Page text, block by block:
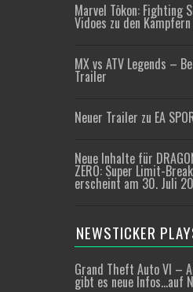
Marvel Tōkon: Fighting
Vidoes zu den Kämpfern
MX vs ATV Legends –
Trailer
Neuer Trailer zu EA
Neue Inhalte für
ZERO: Super Limit-
erscheint am 30. Juli
NEWSTICKER
Grand Theft Auto VI –
gibt es neue Infos…auf